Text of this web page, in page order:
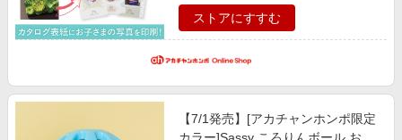
ストアにすすむ
【7/1発売】[アカチャンホンポ限定